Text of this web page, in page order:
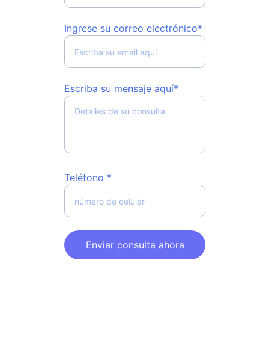
Ingrese su correo electrónico*
Escriba su mensaje aquí*
Teléfono *
Enviar consulta ahora